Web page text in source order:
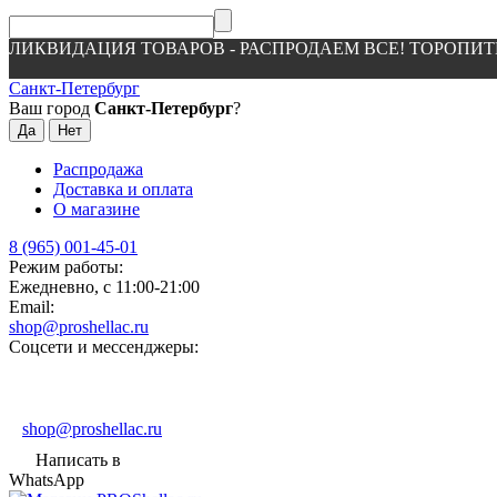
ЛИКВИДАЦИЯ ТОВАРОВ - РАСПРОДАЕМ ВСЕ!
Санкт-Петербург
Ваш город Санкт-Петербург?
Распродажа
Доставка и оплата
О магазине
8 (965) 001-45-01
Режим работы:
Ежедневно, с 11:00-21:00
Email:
shop@proshellac.ru
Соцсети и мессенджеры:
shop@proshellac.ru
Написать в
WhatsApp